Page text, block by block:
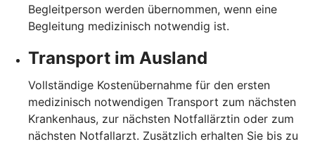
Begleitperson werden übernommen, wenn eine
Begleitung medizinisch notwendig ist.
Transport im Ausland
Vollständige Kostenübernahme für den ersten
medizinisch notwendigen Transport zum nächsten
Krankenhaus, zur nächsten Notfallärztin oder zum
nächsten Notfallarzt. Zusätzlich erhalten Sie bis zu